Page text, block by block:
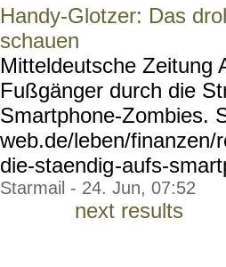
Handy-Glotzer: Das
schauen
Mitteldeutsche Zeitung
Fußgänger durch die
Smartphone-Zombies.
web.de/leben/finanzen/
die-staendig-aufs-
Starmail - 24. Jun, 07:52
next results